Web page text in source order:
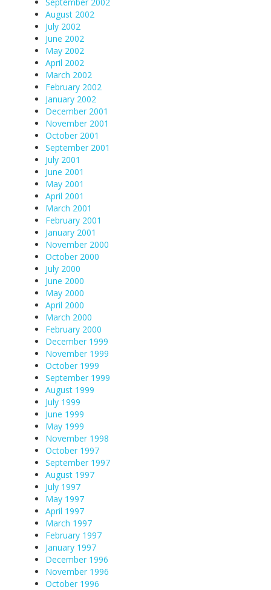
August 2002
July 2002
June 2002
May 2002
April 2002
March 2002
February 2002
January 2002
December 2001
November 2001
October 2001
September 2001
July 2001
June 2001
May 2001
April 2001
March 2001
February 2001
January 2001
November 2000
October 2000
July 2000
June 2000
May 2000
April 2000
March 2000
February 2000
December 1999
November 1999
October 1999
September 1999
August 1999
July 1999
June 1999
May 1999
November 1998
October 1997
September 1997
August 1997
July 1997
May 1997
April 1997
March 1997
February 1997
January 1997
December 1996
November 1996
October 1996